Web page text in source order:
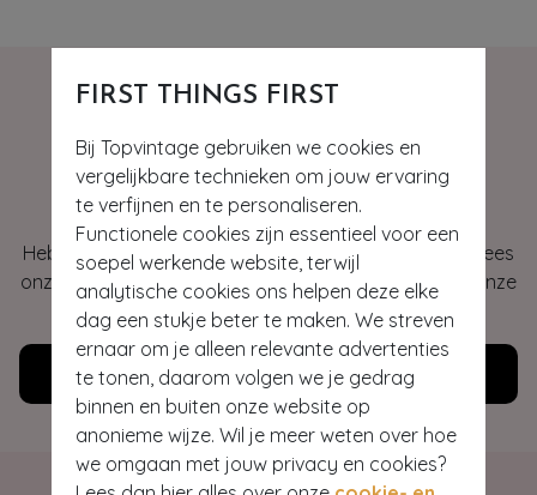
FIRST THINGS FIRST
Bij Topvintage gebruiken we cookies en
vergelijkbare technieken om jouw ervaring
te verfijnen en te personaliseren.
Functionele cookies zijn essentieel voor een
soepel werkende website, terwijl
analytische cookies ons helpen deze elke
dag een stukje beter te maken. We streven
ernaar om je alleen relevante advertenties
te tonen, daarom volgen we je gedrag
binnen en buiten onze website op
anonieme wijze. Wil je meer weten over hoe
we omgaan met jouw privacy en cookies?
Hey gorgeous
Heb je vragen of heb je hulp nodig bij je bestelling? Lees
onze veelgestelde vragen of neem contact op met onze
klantenservice. Wij helpen je graag!
Klantenservice